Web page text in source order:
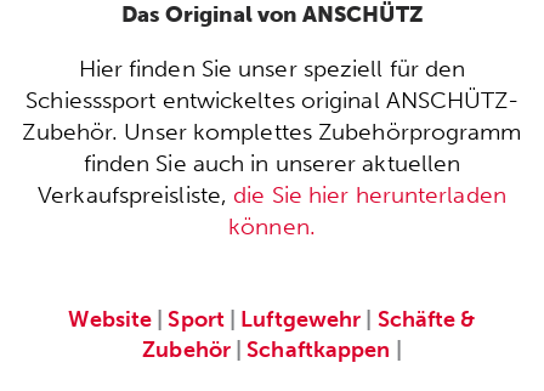
Das Original von ANSCHÜTZ
Hier finden Sie unser speziell für den
Schiesssport entwickeltes original ANSCHÜTZ-
Zubehör. Unser komplettes Zubehörprogramm
finden Sie auch in unserer aktuellen
Verkaufspreisliste, die Sie hier herunterladen
können.
Website |Sport| Luftgewehr
Schäfte &
Zubehör|Schaftkappen